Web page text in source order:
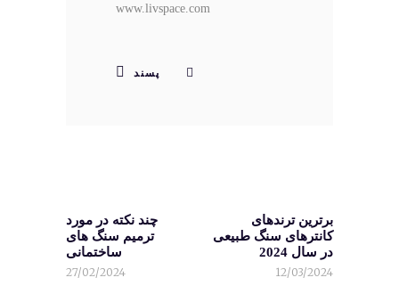
www.livspace.com
پسند
چند نکته در مورد
ترمیم سنگ های
ساختمانی
27/02/2024
برترین ترندهای
کانترهای سنگ طبیعی
در سال 2024
12/03/2024